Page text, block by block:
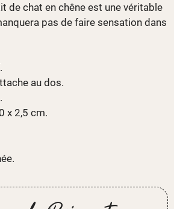
de chat en chêne est une véritable
pas de faire sensation dans
au dos.
x 2,5 cm.